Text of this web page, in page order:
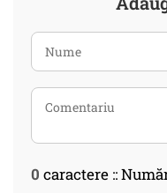
0 caractere ::